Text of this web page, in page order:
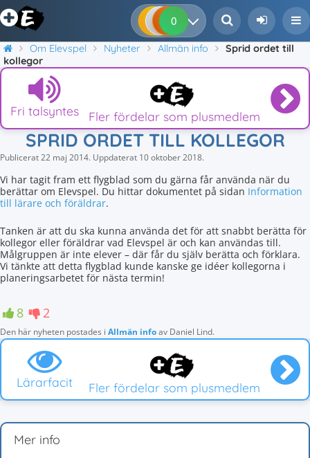
0 0 0
Om Elevspel Nyheter Allmän info
Sprid ordet till
kollegor
Fri talsyntes Fler fördelar som plusmedlem
SPRID ORDET TILL KOLLEGOR
Publicerat22 maj 2014. Uppdaterat 10 oktober 2018.
Vi har tagit fram ett flygblad som du gärna får använda när du
berättar om Elevspel. Du hittar dokumentet på sidan Information
till lärare och föräldrar.
Tanken är att du ska kunna använda det för att snabbt berätta för
kollegor eller föräldrar vad Elevspel är och kan användas till.
Målgruppen är inte elever – där får du själv berätta och förklara.
Vi tänkte att detta flygblad kunde kanske ge idéer kollegorna i
planeringsarbetet för nästa termin!
8 2
Den här nyheten postades i Allmän infoav Daniel Lind.
Lärarfacit Fler fördelar som plusmedlem
Mer info